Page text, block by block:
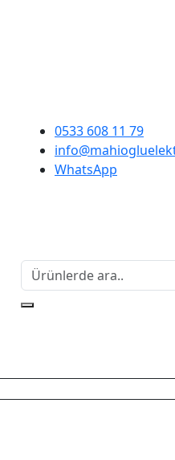
0533 608 11 79
WhatsApp